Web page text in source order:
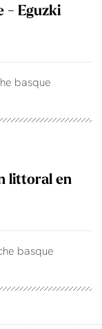
- Eguzki
basque
littoral en
basque